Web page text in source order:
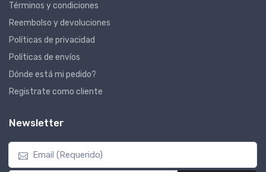
Términos y condiciones
Reembolso y devoluciones
Políticas de privacidad
Políticas de envíos
Dónde está mi pedido?
Registrate como cliente
Newsletter